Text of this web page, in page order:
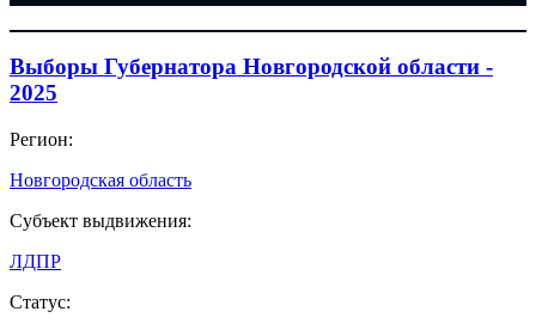
Выборы Губернатора Новгородской области -
2025
Регион:
Новгородская область
Субъект выдвижения:
ЛДПР
Статус: